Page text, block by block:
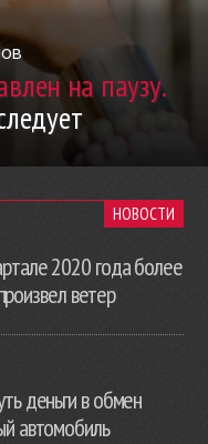
на паузу.
НОВОСТИ
2020 года более
ветер
деньги в обмен
автомобиль